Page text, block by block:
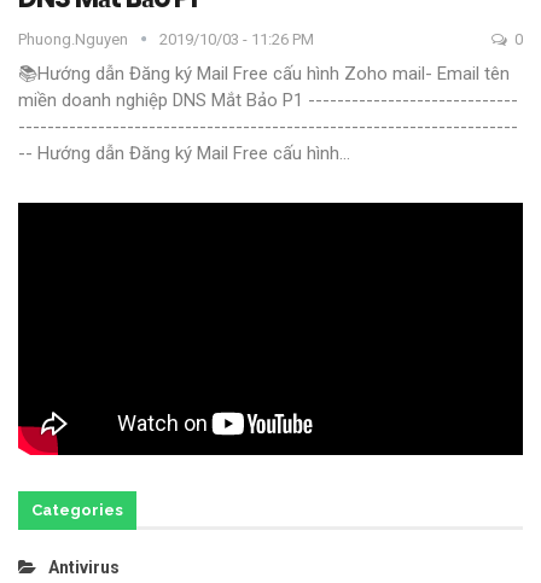
Phuong.nguyen 2019/10/03 - 11:26 PM 0
📚Hướng dẫn Đăng ký Mail Free cấu hình Zoho mail- Email tên
miền doanh nghiệp DNS Mắt Bảo P1 -----------------------------
---------------------------------------------------------------------
-- Hướng dẫn Đăng ký Mail Free cấu hình…
Categories
Antivirus